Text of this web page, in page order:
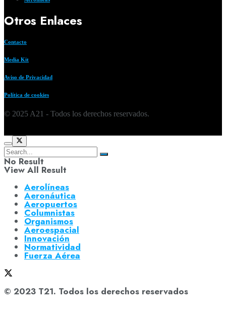
Otros Enlaces
Contacto
Media Kit
Aviso de Privacidad
Política de cookies
© 2025 A21 - Todos los derechos reservados.
No Result
View All Result
Aerolíneas
Aeronáutica
Aeropuertos
Columnistas
Organismos
Aeroespacial
Innovación
Normatividad
Fuerza Aérea
© 2023 T21. Todos los derechos reservados